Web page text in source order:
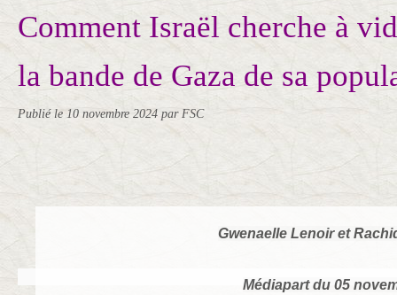
Comment Israël cherche à
la bande de Gaza de sa
Publié le 10 novembre 2024 par FSC
Gwenaelle Lenoir et
Médiapart du 05